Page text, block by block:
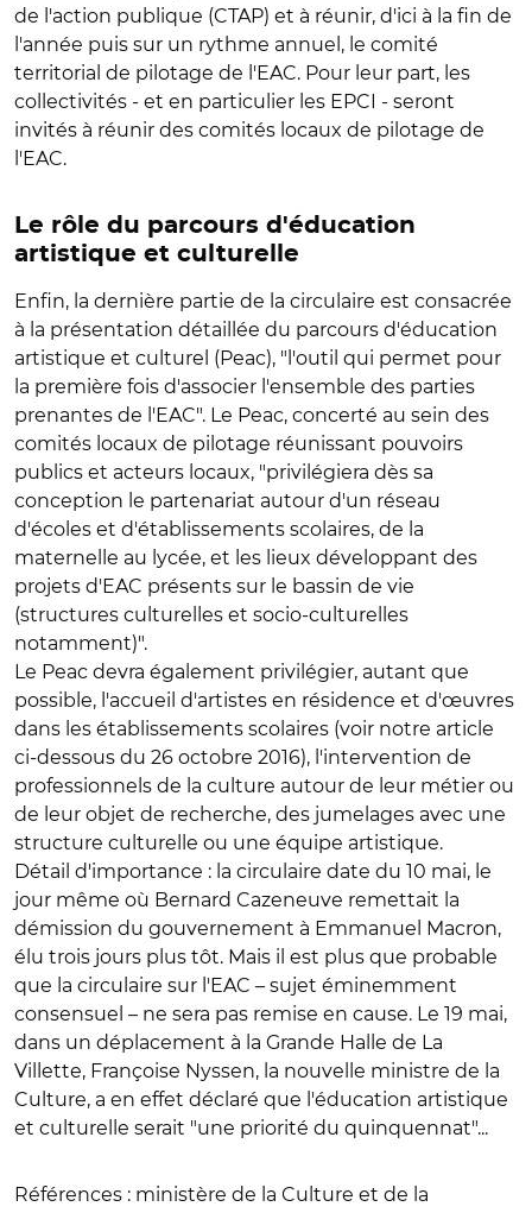
de l'action publique (CTAP) et à réunir, d'ici à la fin de
l'année puis sur un rythme annuel, le comité
territorial de pilotage de l'EAC. Pour leur part, les
collectivités - et en particulier les EPCI - seront
invités à réunir des comités locaux de pilotage de
l'EAC.
Le rôle du parcours d'éducation
artistique et culturelle
Enfin, la dernière partie de la circulaire est consacrée
à la présentation détaillée du parcours d'éducation
artistique et culturel (Peac), "l'outil qui permet pour
la première fois d'associer l'ensemble des parties
prenantes de l'EAC". Le Peac, concerté au sein des
comités locaux de pilotage réunissant pouvoirs
publics et acteurs locaux, "privilégiera dès sa
conception le partenariat autour d'un réseau
d'écoles et d'établissements scolaires, de la
maternelle au lycée, et les lieux développant des
projets d'EAC présents sur le bassin de vie
(structures culturelles et socio-culturelles
notamment)".
Le Peac devra également privilégier, autant que
possible, l'accueil d'artistes en résidence et d'œuvres
dans les établissements scolaires (voir notre article
ci-dessous du 26 octobre 2016), l'intervention de
professionnels de la culture autour de leur métier ou
de leur objet de recherche, des jumelages avec une
structure culturelle ou une équipe artistique.
Détail d'importance : la circulaire date du 10 mai, le
jour même où Bernard Cazeneuve remettait la
démission du gouvernement à Emmanuel Macron,
élu trois jours plus tôt. Mais il est plus que probable
que la circulaire sur l'EAC – sujet éminemment
consensuel – ne sera pas remise en cause. Le 19 mai,
dans un déplacement à la Grande Halle de La
Villette, Françoise Nyssen, la nouvelle ministre de la
Culture, a en effet déclaré que l'éducation artistique
et culturelle serait "une priorité du quinquennat"...
Références : ministère de la Culture et de la